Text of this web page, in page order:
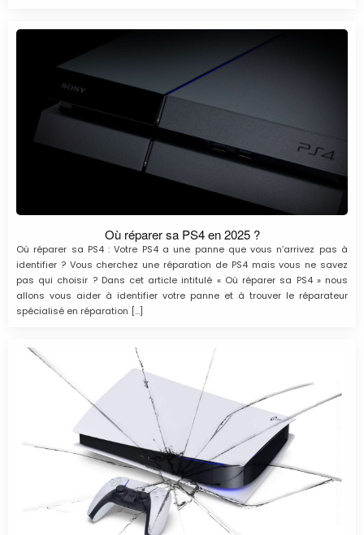
Où réparer sa PS4 en 2025 ?
Où réparer sa PS4 : Votre PS4 a une panne que vous n’arrivez pas à
identifier ? Vous cherchez une réparation de PS4 mais vous ne savez
pas qui choisir ? Dans cet article intitulé « Où réparer sa PS4 » nous
allons vous aider à identifier votre panne et à trouver le réparateur
spécialisé en réparation […]